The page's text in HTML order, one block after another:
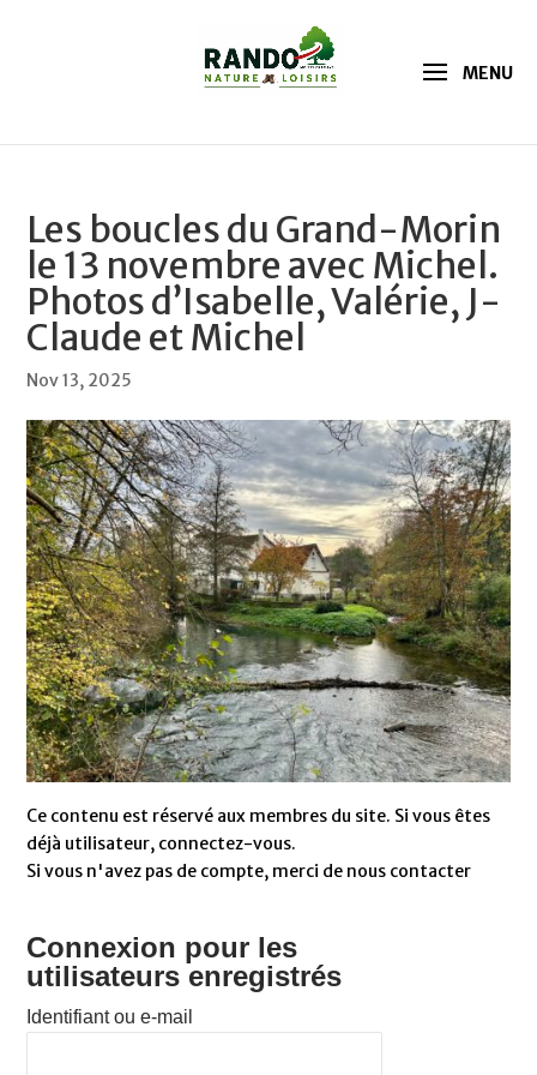
Les boucles du Grand-Morin
le 13 novembre avec Michel.
Photos d’Isabelle, Valérie, J-
Claude et Michel
Nov 13, 2025
Ce contenu est réservé aux membres du site. Si vous êtes
déjà utilisateur, connectez-vous.
Si vous n'avez pas de compte, merci de nous contacter
Connexion pour les
utilisateurs enregistrés
Identifiant ou e-mail